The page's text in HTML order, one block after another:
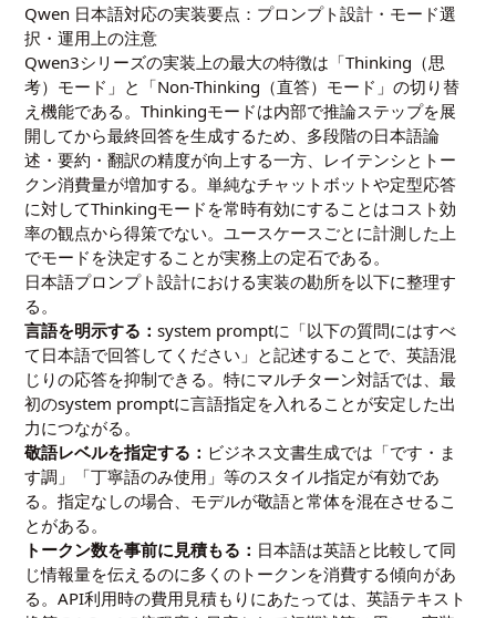
Qwen 日本語対応の実装要点：プロンプト設計・モード選
択・運用上の注意
Qwen3シリーズの実装上の最大の特徴は「Thinking（思
考）モード」と「Non-Thinking（直答）モード」の切り替
え機能である。Thinkingモードは内部で推論ステップを展
開してから最終回答を生成するため、多段階の日本語論
述・要約・翻訳の精度が向上する一方、レイテンシとトー
クン消費量が増加する。単純なチャットボットや定型応答
に対してThinkingモードを常時有効にすることはコスト効
率の観点から得策でない。ユースケースごとに計測した上
でモードを決定することが実務上の定石である。
日本語プロンプト設計における実装の勘所を以下に整理す
る。
言語を明示する：system promptに「以下の質問にはすべ
て日本語で回答してください」と記述することで、英語混
じりの応答を抑制できる。特にマルチターン対話では、最
初のsystem promptに言語指定を入れることが安定した出
力につながる。
敬語レベルを指定する： ビジネス文書生成では「です・ま
す調」「丁寧語のみ使用」等のスタイル指定が有効であ
る。指定なしの場合、モデルが敬語と常体を混在させるこ
とがある。
トークン数を事前に見積もる： 日本語は英語と比較して同
じ情報量を伝えるのに多くのトークンを消費する傾向があ
る。API利用時の費用見積もりにあたっては、英語テキスト